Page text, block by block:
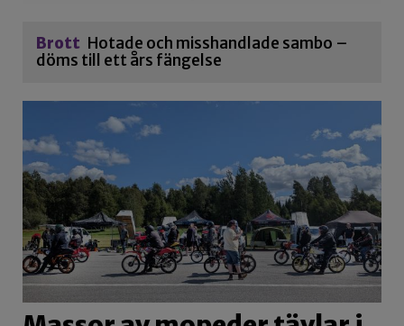
Brott Hotade och misshandlade sambo –
döms till ett års fängelse